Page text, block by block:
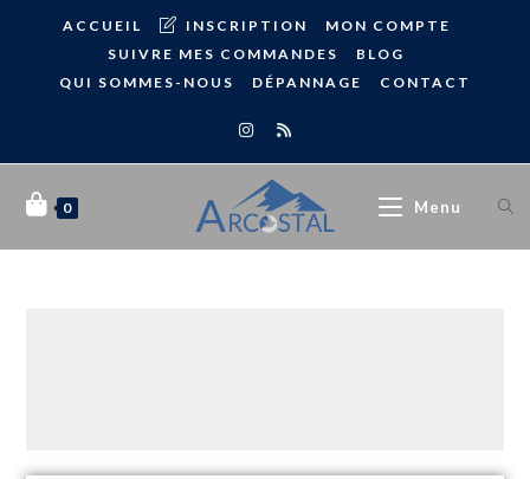
ACCUEIL INSCRIPTION
MON COMPTE
SUIVRE MES COMMANDES
BLOG
QUI SOMMES-NOUS
DÉPANNAGE CONTACT
0 Menu